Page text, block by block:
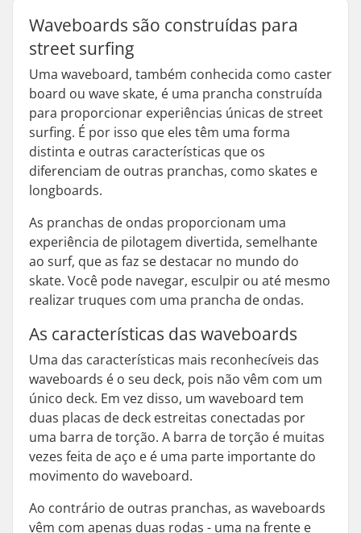
Waveboards são construídas para
street surfing
Uma waveboard, também conhecida como caster
board ou wave skate, é uma prancha construída
para proporcionar experiências únicas de street
surfing. É por isso que eles têm uma forma
distinta e outras características que os
diferenciam de outras pranchas, como skates e
longboards.
As pranchas de ondas proporcionam uma
experiência de pilotagem divertida, semelhante
ao surf, que as faz se destacar no mundo do
skate. Você pode navegar, esculpir ou até mesmo
realizar truques com uma prancha de ondas.
As características das waveboards
Uma das características mais reconhecíveis das
waveboards é o seu deck, pois não vêm com um
único deck. Em vez disso, um waveboard tem
duas placas de deck estreitas conectadas por
uma barra de torção. A barra de torção é muitas
vezes feita de aço e é uma parte importante do
movimento do waveboard.
Ao contrário de outras pranchas, as waveboards
vêm com apenas duas rodas - uma na frente e